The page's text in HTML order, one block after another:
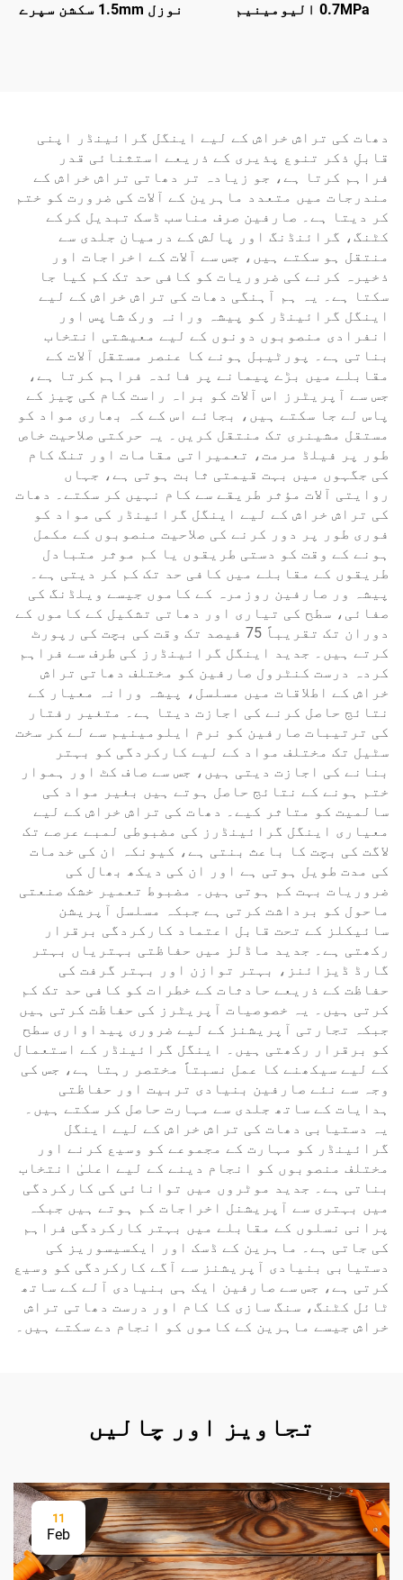
0.7MPa الیومینیم
نوزل 1.5mm سکشن سپرے
دھات کی تراش خراش کے لیے اینگل گرائینڈر اپنی
قابلِ ذکر تنوع پذیری کے ذریعے استثنائی قدر
فراہم کرتا ہے، جو زیادہ تر دھاتی تراش خراش کے
مندرجات میں متعدد ماہرین کے آلات کی ضرورت کو ختم
کر دیتا ہے۔ صارفین صرف مناسب ڈسک تبدیل کرکے
کٹنگ، گرائنڈنگ اور پالش کے درمیان جلدی سے
منتقل ہو سکتے ہیں، جس سے آلات کے اخراجات اور
ذخیرہ کرنے کی ضروریات کو کافی حد تک کم کیا جا
سکتا ہے۔ یہ ہم آہنگی دھات کی تراش خراش کے لیے
اینگل گرائینڈر کو پیشہ ورانہ ورک شاپس اور
انفرادی منصوبوں دونوں کے لیے معیشتی انتخاب
بناتی ہے۔ پورٹیبل ہونے کا عنصر مستقل آلات کے
مقابلے میں بڑے پیمانے پر فائدہ فراہم کرتا ہے،
جس سے آپریٹرز اس آلات کو براہ راست کام کی چیز کے
پاس لے جا سکتے ہیں، بجائے اس کے کہ بھاری مواد کو
مستقل مشینری تک منتقل کریں۔ یہ حرکتی صلاحیت خاص
طور پر فیلڈ مرمت، تعمیراتی مقامات اور تنگ کام
کی جگہوں میں بہت قیمتی ثابت ہوتی ہے، جہاں
روایتی آلات مؤثر طریقے سے کام نہیں کر سکتے۔ دھات
کی تراش خراش کے لیے اینگل گرائینڈر کی مواد کو
فوری طور پر دور کرنے کی صلاحیت منصوبوں کے مکمل
ہونے کے وقت کو دستی طریقوں یا کم موثر متبادل
طریقوں کے مقابلے میں کافی حد تک کم کر دیتی ہے۔
پیشہ ور صارفین روزمرہ کے کاموں جیسے ویلڈنگ کی
صفائی، سطح کی تیاری اور دھاتی تشکیل کے کاموں کے
دوران تک تقريباً 75 فیصد تک وقت کی بچت کی رپورٹ
کرتے ہیں۔ جدید اینگل گرائینڈرز کی طرف سے فراہم
کردہ درست کنٹرول صارفین کو مختلف دھاتی تراش
خراش کے اطلاقات میں مسلسل، پیشہ ورانہ معیار کے
نتائج حاصل کرنے کی اجازت دیتا ہے۔ متغیر رفتار
کی ترتیبات صارفین کو نرم ایلومینیم سے لے کر سخت
سٹیل تک مختلف مواد کے لیے کارکردگی کو بہتر
بنانے کی اجازت دیتی ہیں، جس سے صاف کٹ اور ہموار
ختم ہونے کے نتائج حاصل ہوتے ہیں بغیر مواد کی
سالمیت کو متاثر کیے۔ دھات کی تراش خراش کے لیے
معیاری اینگل گرائینڈرز کی مضبوطی لمبے عرصے تک
لاگت کی بچت کا باعث بنتی ہے، کیونکہ ان کی خدمات
کی مدت طویل ہوتی ہے اور ان کی دیکھ بھال کی
ضروریات بہت کم ہوتی ہیں۔ مضبوط تعمیر خشک صنعتی
ماحول کو برداشت کرتی ہے جبکہ مسلسل آپریشن
سائیکلز کے تحت قابل اعتماد کارکردگی برقرار
رکھتی ہے۔ جدید ماڈلز میں حفاظتی بہتریاں بہتر
گارڈ ڈیزائنز، بہتر توازن اور بہتر گرفت کی
حفاظت کے ذریعے حادثات کے خطرات کو کافی حد تک کم
کرتی ہیں۔ یہ خصوصیات آپریٹرز کی حفاظت کرتی ہیں
جبکہ تجارتی آپریشنز کے لیے ضروری پیداواری سطح
کو برقرار رکھتی ہیں۔ اینگل گرائینڈر کے استعمال
کے لیے سیکھنے کا عمل نسبتاً مختصر رہتا ہے، جس کی
وجہ سے نئے صارفین بنیادی تربیت اور حفاظتی
ہدایات کے ساتھ جلدی سے مہارت حاصل کر سکتے ہیں۔
یہ دستیابی دھات کی تراش خراش کے لیے اینگل
گرائینڈر کو مہارت کے مجموعے کو وسیع کرنے اور
مختلف منصوبوں کو انجام دینے کے لیے اعلیٰ انتخاب
بناتی ہے۔ جدید موٹروں میں توانائی کی کارکردگی
میں بہتری سے آپریشنل اخراجات کم ہوتے ہیں جبکہ
پرانی نسلوں کے مقابلے میں بہتر کارکردگی فراہم
کی جاتی ہے۔ ماہرین کے ڈسک اور ایکسیسوریز کی
دستیابی بنیادی آپریشنز سے آگے کارکردگی کو وسیع
کرتی ہے، جس سے صارفین ایک ہی بنیادی آلے کے ساتھ
ٹائل کٹنگ، سنگ سازی کا کام اور درست دھاتی تراش
خراش جیسے ماہرین کے کاموں کو انجام دے سکتے ہیں۔
تجاویز اور چالیں
11
Feb